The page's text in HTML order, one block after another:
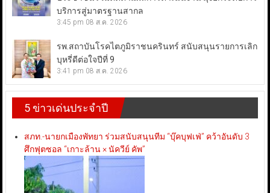
บริการสู่มาตรฐานสากล
3:45 pm 08 ส.ค. 2026
รพ.สถาบันโรคไตภูมิราชนครินทร์ สนับสนุนรายการเลิก
บุหรี่ดีต่อใจปีที่ 9
3:41 pm 08 ส.ค. 2026
5 ข่าวเด่นประจำปี
สภท.-นายกเมืองพัทยา ร่วมสนับสนุนทีม “บุ๊คบุฟเฟ่” คว้าอันดับ 3
ศึกฟุตซอล “เกาะล้าน × นัควีย์ คัพ”